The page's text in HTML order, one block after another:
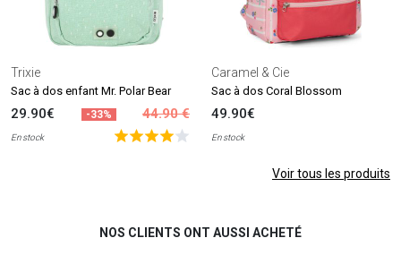
Trixie
Sac à dos enfant Mr. Polar Bear
29.90€ -33% 44.90 €
En stock
Caramel & Cie
Sac à dos Coral Blossom
49.90€
En stock
Voir tous les produits
NOS CLIENTS ONT AUSSI ACHETÉ